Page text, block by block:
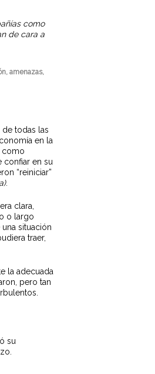
como
de cara a
amenazas,
todas las
en la
como
confiar en su
“reiniciar”
.
clara,
o largo
situación
traer,
la adecuada
pero tan
su